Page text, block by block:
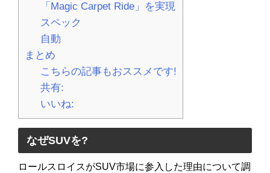
「Magic Carpet Ride」を実現
スペック
自動
まとめ
こちらの記事もおススメです!
共有:
いいね:
なぜSUVを?
ロールスロイスがSUV市場に参入した理由について調